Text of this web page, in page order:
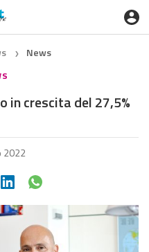
❯ News
in crescita del 27,5%
2022